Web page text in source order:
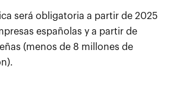
será obligatoria a partir de 2025
españolas y a partir de
(menos de 8 millones de